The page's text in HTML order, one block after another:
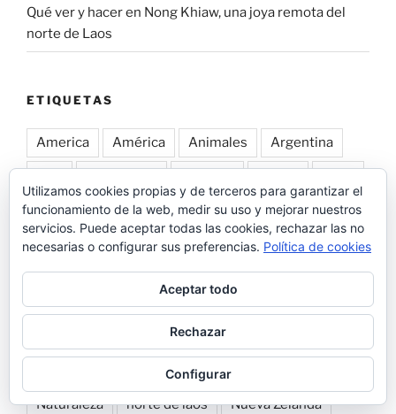
Qué ver y hacer en Nong Khiaw, una joya remota del
norte de Laos
ETIQUETAS
America América Animales Argentina
China Ciudades Costa Oeste Costa Rica
Cuba Cultura Destinos TOP EEUU
Escapadas Europa Galápagos
Grandes viajes Grecia Indonesia Japón
kazajistan Kirguistan
Montaña Myanmar
Naturaleza norte de laos Nueva Zelanda
Utilizamos cookies propias y de terceros para garantizar el
funcionamiento de la web, medir su uso y mejorar nuestros
servicios. Puede aceptar todas las cookies, rechazar las no
necesarias o configurar sus preferencias. Política de cookies
Aceptar todo
Rechazar
Configurar